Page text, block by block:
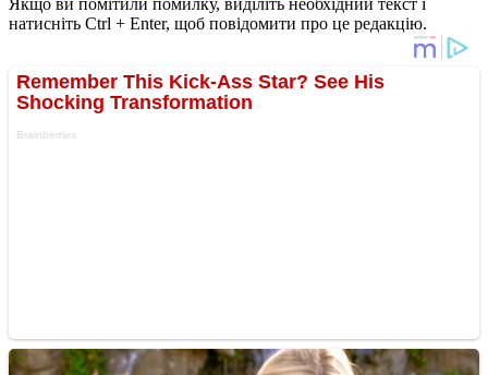
натисніть Ctrl + Enter, щоб повідомити про це редакцію.